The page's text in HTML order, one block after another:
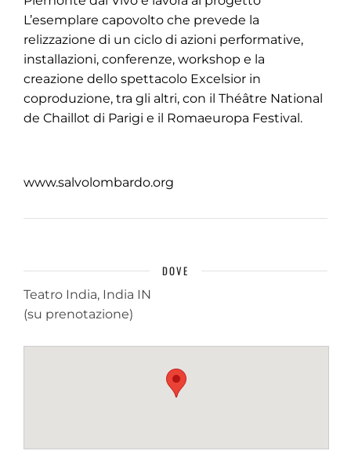
L’esemplare capovolto che prevede la
relizzazione di un ciclo di azioni performative,
installazioni, conferenze, workshop e la
creazione dello spettacolo Excelsior in
coproduzione, tra gli altri, con il Théâtre National
de Chaillot di Parigi e il Romaeuropa Festival.
www.salvolombardo.org
DOVE
Teatro India, India IN
(su prenotazione)